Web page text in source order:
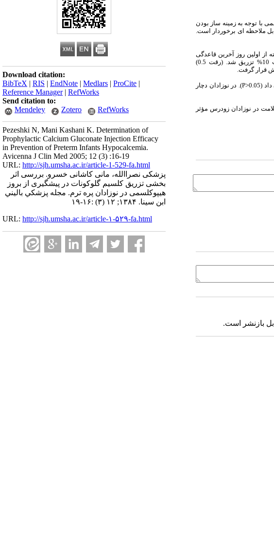
Download citation:
BibTeX | RIS | EndNote | Medlars | ProCite |
Reference Manager| RefWorks
Send citation to:
Mendeley
Zotero RefWorks
Pezeshki N, Mani Kashani K. Determination of
Prophylactic Calcium Gluconate Injection Efficacy
in Prevention of Preterm Infants Hypocalcemia.
Avicenna J Clin Med 2005; 12 (3) :16-19
URL: http://sjh.umsha.ac.ir/article-1-529-fa.html
پزشکی نصراالله، مانی کاشانی خسرو. بررسی اثر
بخشی تزریق کلسیم گلوکونات در پیشگیری از بروز
هیپوکلسمی در نوزادان پره ترم. مجله پزشكي باليني
ابن سينا. ۱۳۸۴; ۱۲ (۳) :۱۶-۱۹
URL: http://sjh.umsha.ac.ir/article-۱-۵۲۹-fa.html
تا 30 درصد گزارش شده است. هیپو کلسمی با توجه به زمینه ساز بودن
ملاحظه ای برخوردار است.
از37 هفته از اولین روز آخرین قاعدگی
1 کلسیم گلوکونات 10% تزریق شد. (رقت 0.5)
). در نوزادان دچار
در نوزادان زودرس مؤثر
بازنشر است.